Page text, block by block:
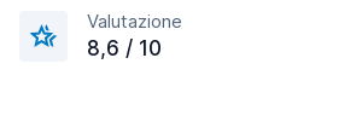
Valutazione
8,6 / 10